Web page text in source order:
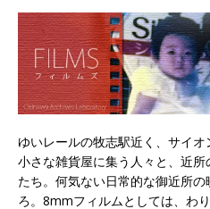
ゆいレールの牧志駅近く、サイオ
小さな雑貨屋に集う人々と、近
たち。何気ない日常的な御近所
ろ。8mmフィルムとしては、わ